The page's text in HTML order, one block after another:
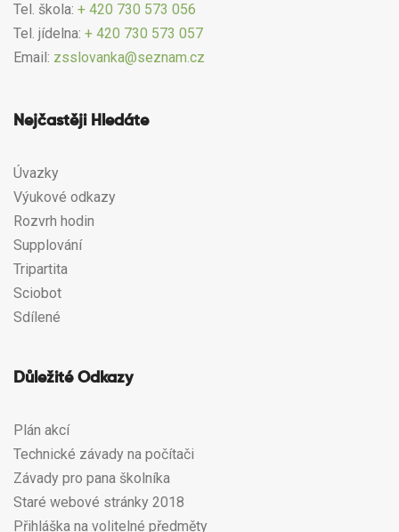
Tel. škola: + 420 730 573 056
Tel. jídelna: + 420 730 573 057
Email: zsslovanka@seznam.cz
Nejčastěji Hledáte
Úvazky
Výukové odkazy
Rozvrh hodin
Supplování
Tripartita
Sciobot
Sdílené
Důležité Odkazy
Plán akcí
Technické závady na počítači
Závady pro pana školníka
Staré webové stránky 2018
Přihláška na volitelné předměty